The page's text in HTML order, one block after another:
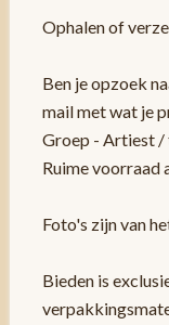
Ophalen of
Ben je opzoek
mail met wat je
Groep - Artiest
Ruime voorraad
Foto's zijn van
Bieden is